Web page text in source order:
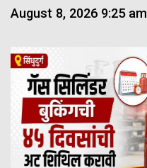
August 8, 2026 9:25 am